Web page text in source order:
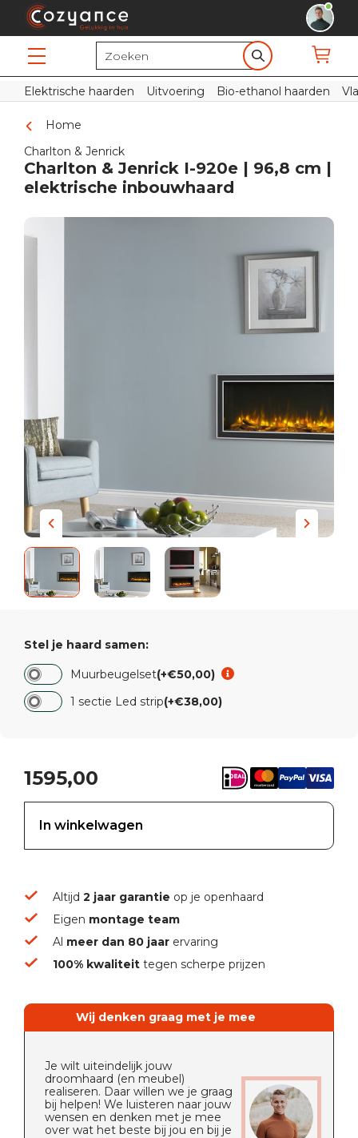
Elektrische haarden Uitvoering Bio-ethanol haarden
Home
Charlton & Jenrick
Charlton & Jenrick I-920e | 96,8 cm |
elektrische inbouwhaard
Stel je haard samen:
Muurbeugelset(+€50,00)
1 sectie Led strip(+€38,00)
1595,00
In winkelwagen
Altijd 2 jaar garantie op je openhaard
Eigen montage team
Al meer dan 80 jaar ervaring
100% kwaliteit tegen scherpe prijzen
Wij denken graag met je mee
Je wilt uiteindelijk jouw
droomhaard (en meubel)
realiseren. Daar willen we je graag
bij helpen! We luisteren naar jouw
wensen en denken met je mee
over wat het beste bij jou en bij je